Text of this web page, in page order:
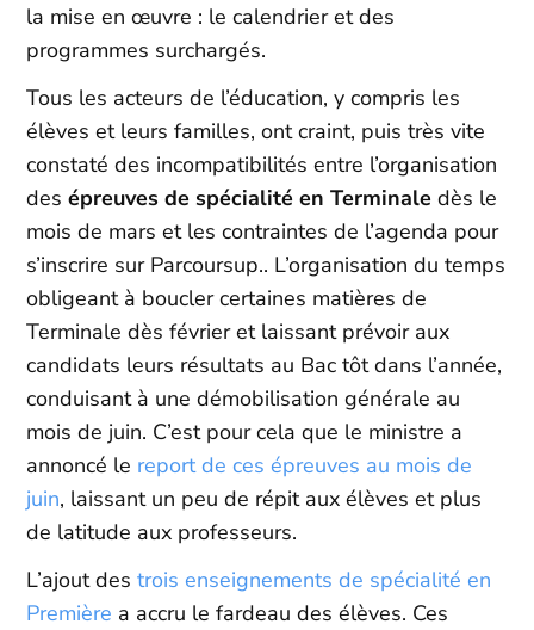
la mise en œuvre : le calendrier et des
programmes surchargés.
Tous les acteurs de l’éducation, y compris les
élèves et leurs familles, ont craint, puis très vite
constaté des incompatibilités entre l’organisation
desépreuves de spécialité en Terminale dès le
mois de mars et les contraintes de l’agenda pour
s’inscrire sur Parcoursup.. L’organisation du temps
obligeant à boucler certaines matières de
Terminale dès février et laissant prévoir aux
candidats leurs résultats au Bac tôt dans l’année,
conduisant à une démobilisation générale au
mois de juin. C’est pour cela que le ministre a
annoncé le report de ces épreuves au mois de
juin, laissant un peu de répit aux élèves et plus
de latitude aux professeurs.
L’ajout destrois enseignements de spécialité en
Première a accru le fardeau des élèves. Ces